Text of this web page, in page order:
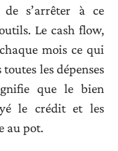
de s’arrêter à ce
Le cash flow,
mois ce qui
les dépenses
que le bien
le crédit et les
au pot.